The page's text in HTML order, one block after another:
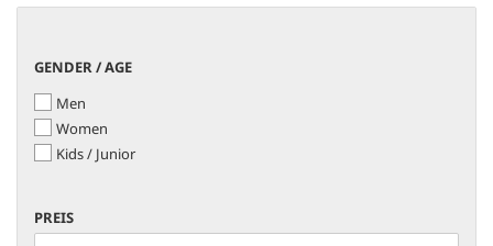
GENDER
AGE
GENDER / AGE
Men
Women
Kids / Junior
PREIS
PREIS